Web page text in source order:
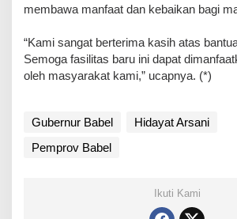
membawa manfaat dan kebaikan bagi
“Kami sangat berterima kasih atas
Semoga fasilitas baru ini dapat
oleh masyarakat kami,” ucapnya. (*)
Gubernur Babel
Hidayat Arsani
Pemprov Babel
Ikuti Kami